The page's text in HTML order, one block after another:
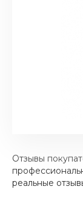
Отзывы
реальные